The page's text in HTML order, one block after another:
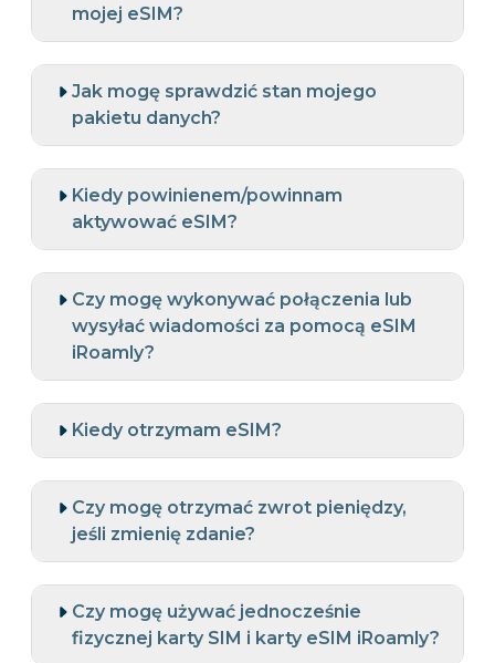
mojej eSIM?
Jak mogę sprawdzić stan mojego
pakietu danych?
Kiedy powinienem/powinnam
aktywować eSIM?
Czy mogę wykonywać połączenia lub
wysyłać wiadomości za pomocą eSIM
iRoamly?
Kiedy otrzymam eSIM?
Czy mogę otrzymać zwrot pieniędzy,
jeśli zmienię zdanie?
Czy mogę używać jednocześnie
fizycznej karty SIM i karty eSIM iRoamly?